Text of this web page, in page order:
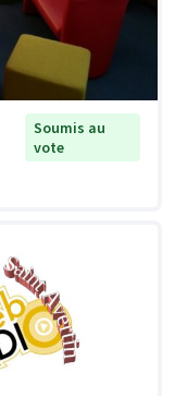
Soumis au
vote